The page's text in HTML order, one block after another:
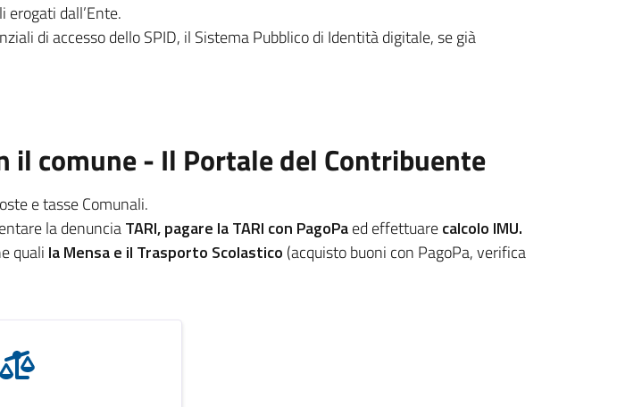
dall’Ente.
di accesso dello SPID, il Sistema Pubblico di Identità digitale, se già
il comune - Il Portale del Contribuente
e tasse Comunali.
la denunciaTARI, pagare la TARI con PagoPaed effettuarecalcolo IMU.
quali la Mensa e il Trasporto Scolastico (acquisto buoni con PagoPa, verifica